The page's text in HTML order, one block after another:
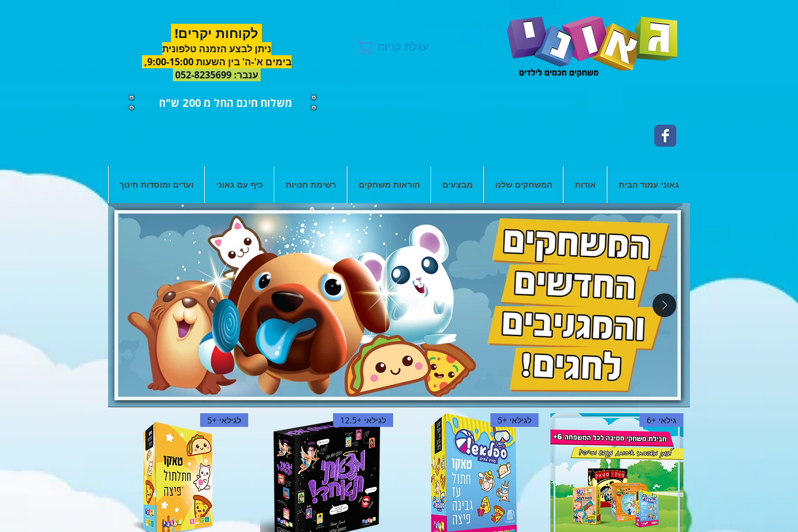
עגלת קניות
לקוחות יקרים!
ניתן לבצע הזמנה טלפונית
בימים א'-ה' בין השעות 9:00-15:00,
ענבר:
052-8235699
משלוח חינם החל מ 200 ש"ח
גאוני עמוד הבית אודות המשחקים שלנו מבצעים הוראות משחקים רשימת חנויות כיף עם גאוני ועדים ומוסדות חינוך
עגלת קניות
גילאי +6 לגילאי +5 לגילאי +12.5 לגילאי +5